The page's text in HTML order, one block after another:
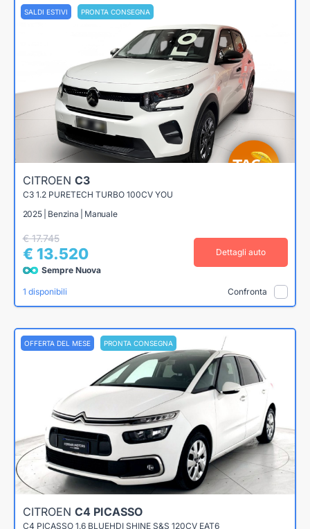
SALDI ESTIVI PRONTA CONSEGNA
CITROEN C3
C3 1.2 PURETECH TURBO 100CV YOU
2025 | Benzina | Manuale
€ 17.745
€ 13.520
Sempre Nuova
Dettagli auto
1 disponibili Confronta
OFFERTA DEL MESE PRONTA CONSEGNA
CITROEN C4 PICASSO
C4 PICASSO 1.6 BLUEHDI SHINE S&S 120CV EAT6